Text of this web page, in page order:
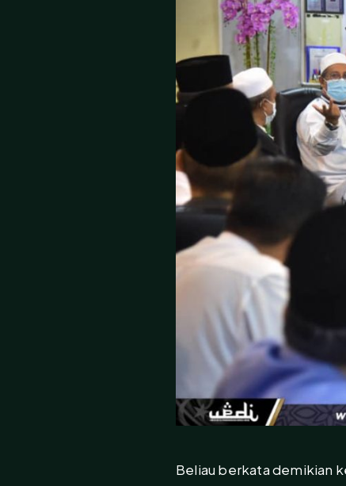
Beliau berkata demikian